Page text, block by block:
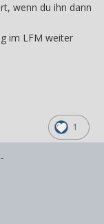
wenn du ihn dann
im LFM weiter
1